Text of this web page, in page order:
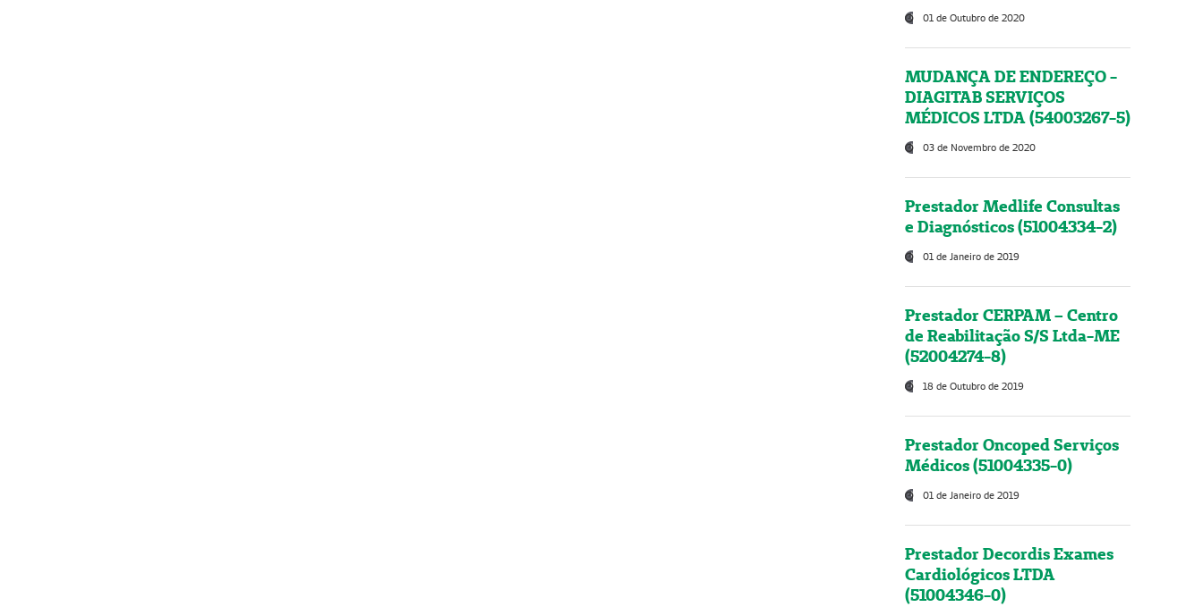
01 de Outubro de 2020
MUDANÇA DE ENDEREÇO -
DIAGITAB SERVIÇOS
MÉDICOS LTDA (54003267-5)
03 de Novembro de 2020
Prestador Medlife Consultas
e Diagnósticos (51004334-2)
01 de Janeiro de 2019
Prestador CERPAM – Centro
de Reabilitação S/S Ltda-ME
(52004274-8)
18 de Outubro de 2019
Prestador Oncoped Serviços
Médicos (51004335-0)
01 de Janeiro de 2019
Prestador Decordis Exames
Cardiológicos LTDA
(51004346-0)